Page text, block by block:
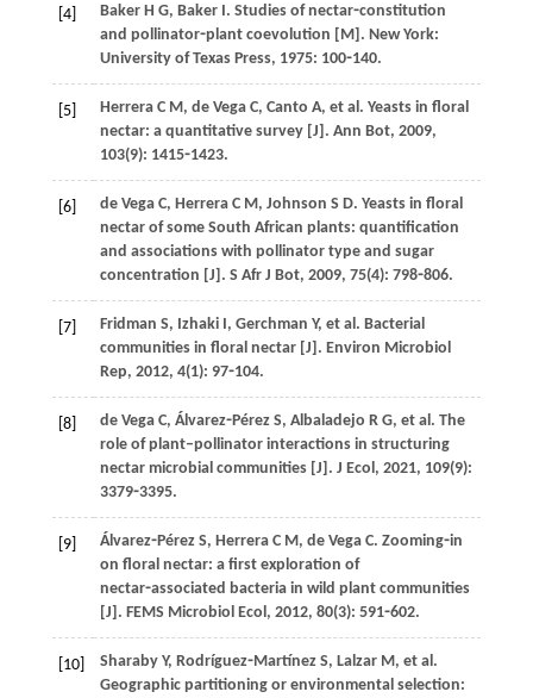
[4] Baker H G, Baker . Studies of nectar⁃constitution
and pollinator⁃plant coevolution [M]. New York:
University of Texas Press, 1975: 100⁃140.
[5] Herrera C M , de Vega C, Canto A, et al . Yeasts in floral
nectar: a quantitative survey [J]. Ann Bot, 2009,
103(9): 1415⁃1423.
[6] de Vega C, Herrera C M , Johnson S D. Yeasts in floral
nectar of some South African plants: quantification
and associations with pollinator type and sugar
concentration [J]. S Afr J Bot, 2009, 75(4): 798⁃806.
[7] Fridman S, Izhaki , Gerchman Y, et al . Bacterial
communities in floral nectar [J]. Environ Microbiol
Rep, 2012, 4(1): 97⁃104.
[8] de Vega C, Álvarez⁃Pérez S, Albaladejo R G, et al . The
role of plant–pollinator interactions in structuring
nectar microbial communities [J]. J Ecol , 2021, 109(9):
3379⁃3395.
[9] Álvarez⁃Pérez S, Herrera C M , de Vega C. Zooming⁃in
on floral nectar: a first exploration of
nectar⁃associated bacteria in wild plant communities
[J]. FEMS Microbiol Ecol , 2012, 80(3): 591⁃602.
[10] Sharaby Y, Rodríguez⁃Martínez S, Lalzar M , et al .
Geographic partitioning or environmental selection: